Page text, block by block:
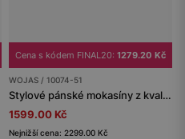
Cena s kódem FINAL20: 1279.20 Kč
WOJAS / 10074-51
Stylové pánské mokasíny z kvalitní lícové kůže
1599.00 Kč
Nejnižší cena: 2299.00 Kč